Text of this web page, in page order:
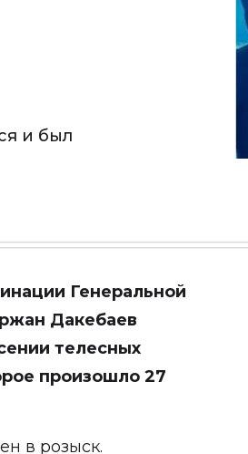
и был
Генеральной
Дакебаев
телесных
произошло 27
в розыск.